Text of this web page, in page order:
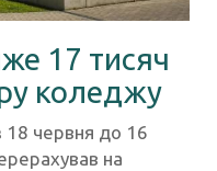
17 тисяч
коледжу
18 червня до 16
на